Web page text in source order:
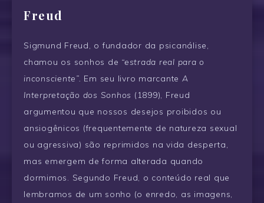
Freud
Sigmund Freud, o fundador da psicanálise,
chamou os sonhos de “estrada real para o
inconsciente”. Em seu livro marcante A
Interpretação dos Sonhos (1899), Freud
argumentou que nossos desejos proibidos ou
ansiogênicos (frequentemente de natureza sexual
ou agressiva) são reprimidos na vida desperta,
mas emergem de forma alterada quando
dormimos. Segundo Freud, o conteúdo real que
lembramos de um sonho (o enredo, as imagens,